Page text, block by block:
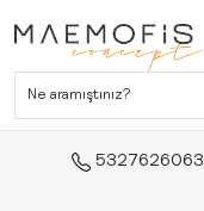
5327626063